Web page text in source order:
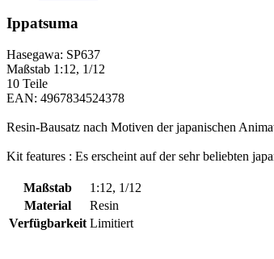
Ippatsuma
Hasegawa: SP637
Maßstab 1:12, 1/12
10 Teile
EAN: 4967834524378
Resin-Bausatz nach Motiven der japanischen
Kit features : Es erscheint auf der sehr beliebten
Maßstab
1:12, 1/12
Material
Resin
Verfügbarkeit Limitiert